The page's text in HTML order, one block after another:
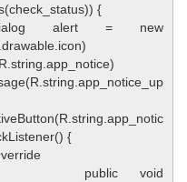
{
alert = new
{
public void